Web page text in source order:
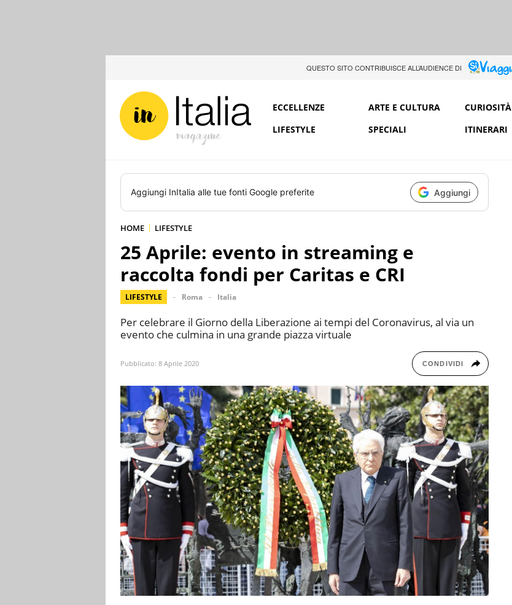
QUESTO SITO CONTRIBUISCE ALL’AUDIENCE DI
ECCELLENZE ARTE E CULTURA CURIOSITÀ
LIFESTYLE
SPECIALI ITINERARI
Aggiungi InItalia alle tue fonti Google preferite Aggiungi
HOME LIFESTYLE
25 Aprile: evento in streaming e
raccolta fondi per Caritas e CRI
LIFESTYLE Roma Italia
Per celebrare il Giorno della Liberazione ai tempi del Coronavirus, al via un
evento che culmina in una grande piazza virtuale
Pubblicato: 8 Aprile 2020 CONDIVIDI